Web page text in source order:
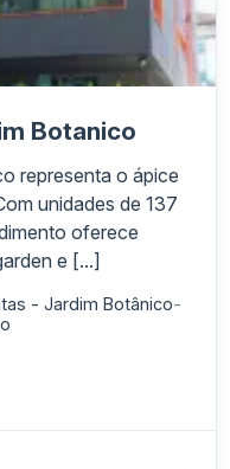
Botanico
representa o ápice
unidades de 137
oferece
e [...]
- Jardim Botânico-